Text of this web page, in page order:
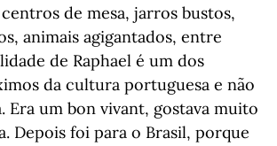
de mesa, jarros bustos,
animais agigantados, entre
de Raphael é um dos
da cultura portuguesa e não
Era um bon vivant, gostava muito
Depois foi para o Brasil, porque